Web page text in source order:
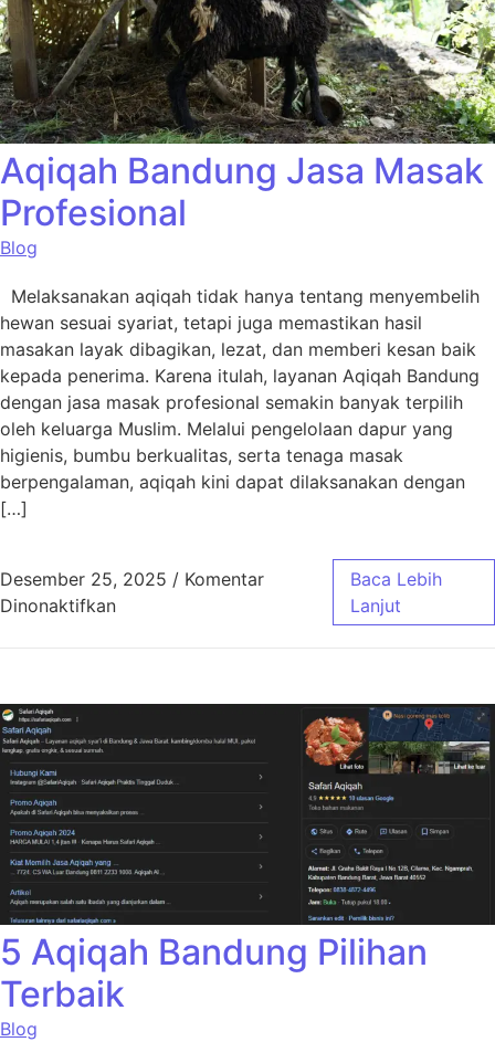
Aqiqah Bandung Jasa Masak
Profesional
Blog
Melaksanakan aqiqah tidak hanya tentang menyembelih
hewan sesuai syariat, tetapi juga memastikan hasil
masakan layak dibagikan, lezat, dan memberi kesan baik
kepada penerima. Karena itulah, layanan Aqiqah Bandung
dengan jasa masak profesional semakin banyak terpilih
oleh keluarga Muslim. Melalui pengelolaan dapur yang
higienis, bumbu berkualitas, serta tenaga masak
berpengalaman, aqiqah kini dapat dilaksanakan dengan
[…]
Desember 25, 2025 / Komentar
Dinonaktifkanpada Aqiqah Bandung Jasa Masak
Baca Lebih
Lanjut
5 Aqiqah Bandung Pilihan
Terbaik
Blog